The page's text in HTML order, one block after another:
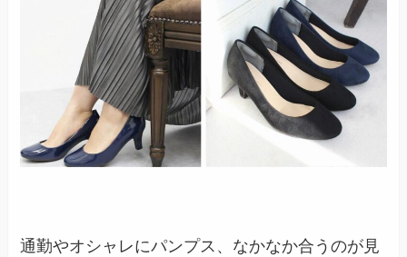
通勤やオシャレにパンプス、なかなか合うのが見